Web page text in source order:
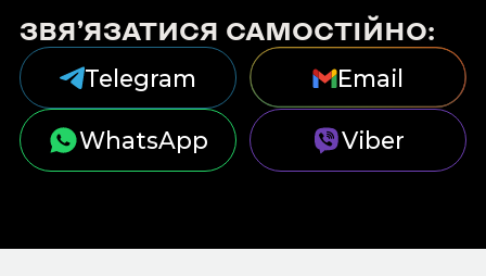
ЗВЯ’ЯЗАТИСЯ САМОСТІЙНО:
Telegram Email
WhatsApp Viber